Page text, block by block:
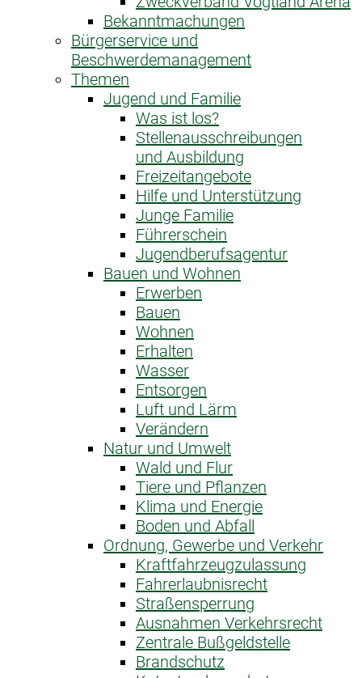
Bekanntmachungen
Bürgerservice und
Beschwerdemanagement
Themen
Jugend und Familie
Was ist los?
Stellenausschreibungen
und Ausbildung
Freizeitangebote
Hilfe und Unterstützung
Junge Familie
Führerschein
Jugendberufsagentur
Bauen und Wohnen
Erwerben
Bauen
Wohnen
Erhalten
Wasser
Entsorgen
Luft und Lärm
Verändern
Natur und Umwelt
Wald und Flur
Tiere und Pflanzen
Klima und Energie
Boden und Abfall
Ordnung, Gewerbe und Verkehr
Kraftfahrzeug­zulassung
Fahrerlaubnis­recht
Straßensperrung
Ausnahme­n Verkehrsrecht
Zentrale Bußgeldstelle
Brandschutz